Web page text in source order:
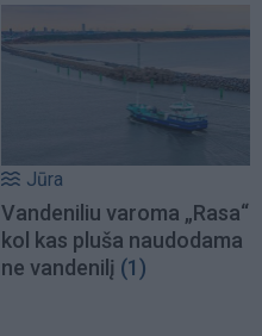
Jūra
Vandeniliu varoma „Rasa“
kol kas pluša naudodama
ne vandenilį (1)